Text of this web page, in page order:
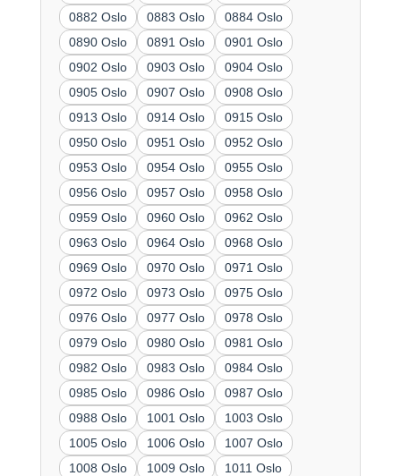
0882 Oslo
0883 Oslo
0884 Oslo
0890 Oslo
0891 Oslo
0901 Oslo
0902 Oslo
0903 Oslo
0904 Oslo
0905 Oslo
0907 Oslo
0908 Oslo
0913 Oslo
0914 Oslo
0915 Oslo
0950 Oslo
0951 Oslo
0952 Oslo
0953 Oslo
0954 Oslo
0955 Oslo
0956 Oslo
0957 Oslo
0958 Oslo
0959 Oslo
0960 Oslo
0962 Oslo
0963 Oslo
0964 Oslo
0968 Oslo
0969 Oslo
0970 Oslo
0971 Oslo
0972 Oslo
0973 Oslo
0975 Oslo
0976 Oslo
0977 Oslo
0978 Oslo
0979 Oslo
0980 Oslo
0981 Oslo
0982 Oslo
0983 Oslo
0984 Oslo
0985 Oslo
0986 Oslo
0987 Oslo
0988 Oslo
1001 Oslo
1003 Oslo
1005 Oslo
1006 Oslo
1007 Oslo
1008 Oslo
1009 Oslo
1011 Oslo